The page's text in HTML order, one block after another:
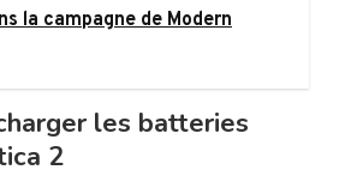
la campagne de Modern
les batteries
2